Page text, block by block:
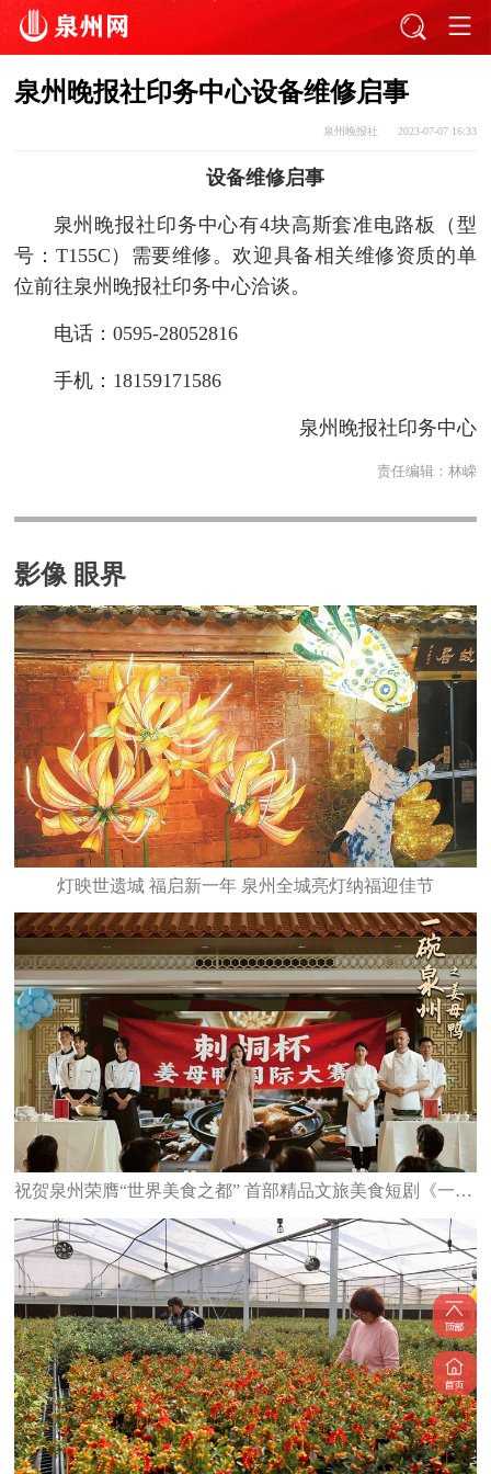
泉州晚报社印务中心设备维修启事
泉州晚报社 2023-07-07 16:33
设备维修启事
泉州晚报社印务中心有4块高斯套准电路板（型
号：T155C）需要维修。欢迎具备相关维修资质的单
位前往泉州晚报社印务中心洽谈。
电话：0595-28052816
手机：18159171586
泉州晚报社印务中心
责任编辑： 林嵘
影像 眼界
灯映世遗城 福启新一年 泉州全城亮灯纳福迎佳节
祝贺泉州荣膺“世界美食之都” 首部精品文旅美食短剧《一碗泉州之姜母鸭》6日上线